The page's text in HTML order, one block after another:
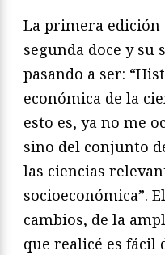
La primera edición
segunda doce y
pasando a ser:
económica de la
esto es, ya no me
sino del conjunto
las ciencias
socioeconómica”.
cambios, de la
que realicé es fácil